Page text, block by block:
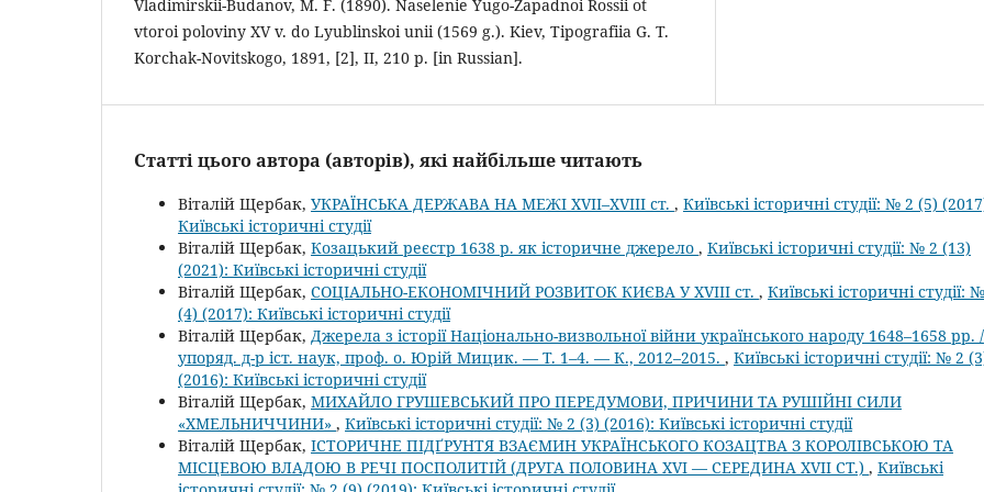
Vladimirskii-Budanov, M. F. (1890). Naselenie Yugo-Zapadnoi Rossii ot
vtoroi poloviny XV v. do Lyublinskoi unii (1569 g.). Kiev, Tipografiia G. T.
Korchak-Novitskogo, 1891, [2], II, 210 p. [in Russian].
Статті цього автора (авторів), які найбільше читають
Віталій Щербак, УКРАЇНСЬКА ДЕРЖАВА НА МЕЖІ XVII–XVIII ст. , Київські історичні студії: № 2 (5)
Київські історичні студії
Віталій Щербак, Козацький реєстр 1638 р. як історичне джерело , Київські історичні студії: № 2 (13)
(2021): Київські історичні студії
Віталій Щербак, СОЦІАЛЬНО-ЕКОНОМІЧНИЙ РОЗВИТОК КИЄВА У XVIII ст. , Київські історичні студії:
(4) (2017): Київські історичні студії
Віталій Щербак, Джерела з історії Національно-визвольної війни українського народу 1648–1658 рр. /
упоряд. д-р іст. наук, проф. о. Юрій Мицик. — Т. 1–4. — К., 2012–2015. , Київські історичні студії: № 2
(2016): Київські історичні студії
Віталій Щербак, МИХАЙЛО ГРУШЕВСЬКИЙ ПРО ПЕРЕДУМОВИ, ПРИЧИНИ ТА РУШІЙНІ СИЛИ
«ХМЕЛЬНИЧЧИНИ» , Київські історичні студії: № 2 (3) (2016): Київські історичні студії
Віталій Щербак, ІСТОРИЧНЕ ПІДҐРУНТЯ ВЗАЄМИН УКРАЇНСЬКОГО КОЗАЦТВА З КОРОЛІВСЬКОЮ ТА
МІСЦЕВОЮ ВЛАДОЮ В РЕЧІ ПОСПОЛИТІЙ (ДРУГА ПОЛОВИНА XVI — СЕРЕДИНА XVII СТ.) , Київські